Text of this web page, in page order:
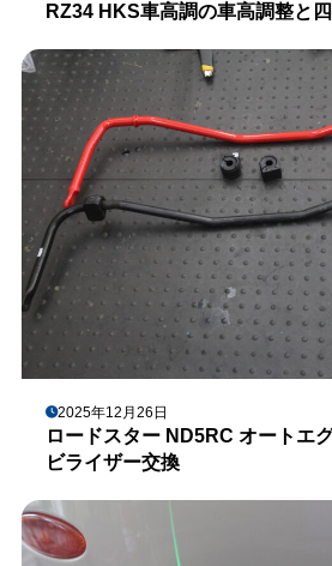
RZ34 HKS車高調の車高調整と
2025年12月26日
ロードスター ND5RC オートエ
ビライザー交換